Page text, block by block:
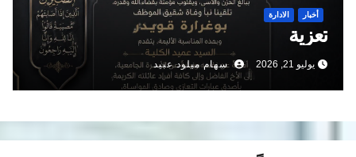
أخبار الادارة
تعزية
يوليو 21, 2026 سهام ميلود عبيد